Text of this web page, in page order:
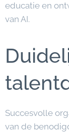
educatie en
van AI.
Succesvolle
van de